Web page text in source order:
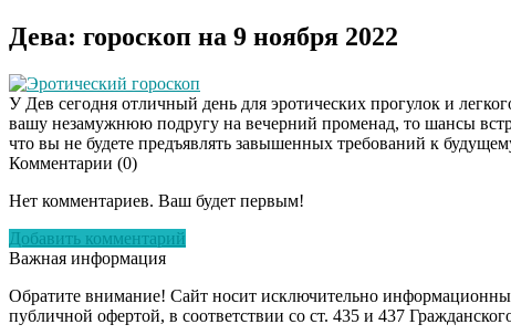
Дева: гороскоп на 9 ноября 2022
Эротический гороскоп
У Дев сегодня отличный день для эротических прогулок и
вашу незамужнюю подругу на вечерний променад, то шансы
что вы не будете предъявлять завышенных требований к
Комментарии (0)
Нет комментариев. Ваш будет первым!
Добавить комментарий
Важная информация
Обратите внимание! Сайт носит исключительно
публичной офертой, в соответствии со ст. 435 и 437